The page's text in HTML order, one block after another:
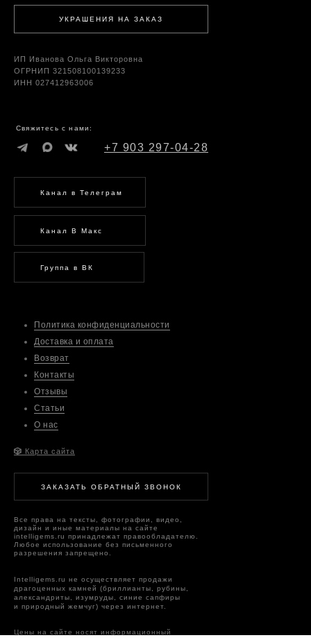
ЗАКАЗАТЬ ОБРАТНЫЙ ЗВОНОК
Intelligems.ru не осуществляет продажи
драгоценных камней (бриллианты, рубины,
александриты, изумруды, синие сапфиры
и природный жемчуг) через интернет.
Цены на сайте носят информационный
Все права на тексты, фотографии, видео,
дизайн и иные материалы на сайте
intelligems.ru принадлежат правообладателю.
Любое использование без письменного
разрешения запрещено.
УКРАШЕНИЯ НА ЗАКАЗ
Политика конфиденциальности
Доставка и оплата
Возврат
Контакты
Отзывы
Статьи
О нас
+7 903 297-04-28
Канал В Макс
Группа в ВК
Канал в Телеграм
Свяжитесь с нами:
🎲 Карта сайта
ИП Иванова Ольга Викторовна
ОГРНИП 321508100139233
ИНН 027412963006